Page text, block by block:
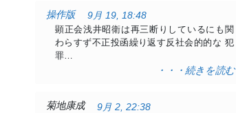
操作版
9月 19, 18:48
顕正会浅井昭衛は再三断りしているにも関
わらすず不正投函繰り返す反社会的的な 犯
罪…
・・・続きを読む
菊地康成
9月 2, 22:38